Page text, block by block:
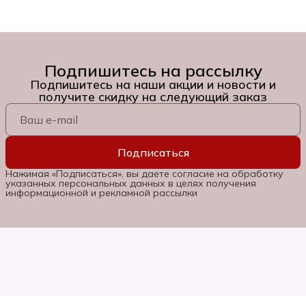
Подпишитесь на рассылку
Подпишитесь на наши акции и новости и
получите скидку на следующий заказ
Подписаться
Нажимая «Подписаться», вы даете согласие на обработку
указанных персональных данных в целях получения
информационной и рекламной рассылки